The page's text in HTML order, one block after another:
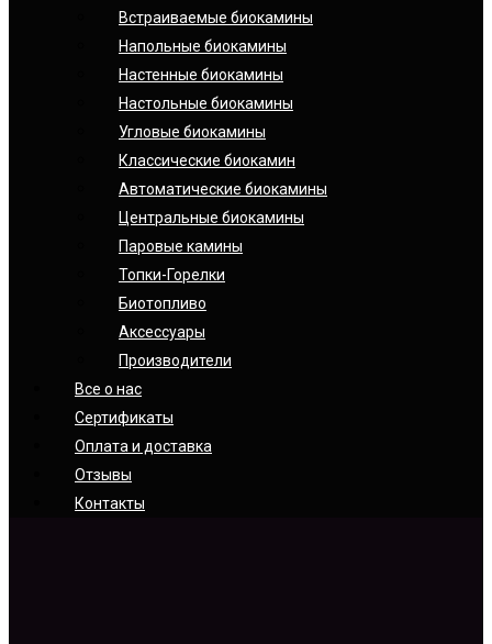
Встраиваемые биокамины
Напольные биокамины
Настенные биокамины
Настoльные биокамины
Угловые биокамины
Классические биокамин
Автоматические биокамины
Центральные биокамины
Паровые камины
Топки-Горелки
Биотопливо
Аксессуары
Производители
Все о нас
Сертификаты
Оплата и доставка
Отзывы
Контакты